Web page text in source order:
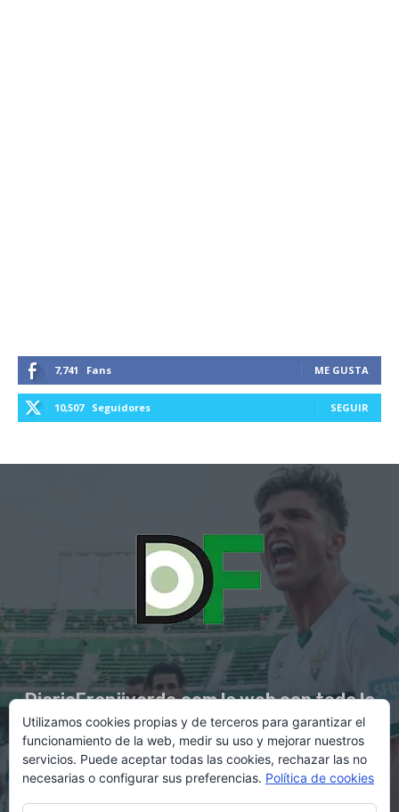
7,741 Fans ME GUSTA
10,507 Seguidores SEGUIR
DiarioFranjiverde.com la web con toda la
información del Elche C.F.
Contacto en:diario@franjiverde.com
Utilizamos cookies propias y de terceros para garantizar el
funcionamiento de la web, medir su uso y mejorar nuestros
servicios. Puede aceptar todas las cookies, rechazar las no
necesarias o configurar sus preferencias. Política de cookies